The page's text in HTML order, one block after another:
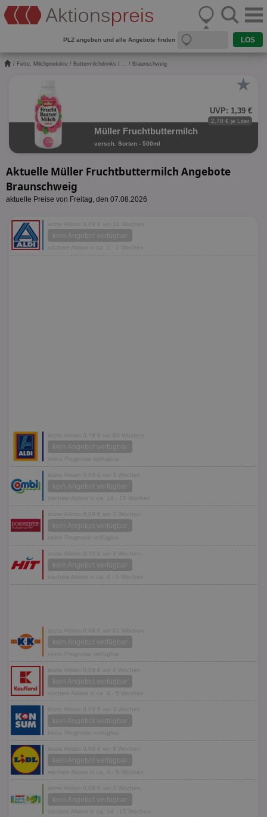
PLZ angeben und alle Angebote finden
/ Fette, Milchprodukte / Buttermilchdrinks / ... / Braunschweig
★
UVP: 1,39 €
2,78 € je Liter
Müller Fruchtbuttermilch
versch. Sorten - 500ml
Aktuelle Müller Fruchtbuttermilch Angebote
Braunschweig
aktuelle Preise von Freitag, den 07.08.2026
letzte Aktion 0,89 € vor 18 Wochen
kein Angebot verfügbar
nächste Aktion in ca. 1 - 2 Wochen
letzte Aktion 0,79 € vor 60 Wochen
kein Angebot verfügbar
keine Prognose verfügbar
letzte Aktion 0,89 € vor 3 Wochen
kein Angebot verfügbar
nächste Aktion in ca. 14 - 15 Wochen
letzte Aktion 0,89 € vor 3 Wochen
kein Angebot verfügbar
keine Prognose verfügbar
letzte Aktion 0,79 € vor 3 Wochen
kein Angebot verfügbar
nächste Aktion in ca. 4 - 5 Wochen
letzte Aktion 0,99 € vor 63 Wochen
kein Angebot verfügbar
keine Prognose verfügbar
letzte Aktion 0,89 € vor 4 Wochen
kein Angebot verfügbar
nächste Aktion in ca. 4 - 5 Wochen
letzte Aktion 0,89 € vor 3 Wochen
kein Angebot verfügbar
keine Prognose verfügbar
letzte Aktion 0,89 € vor 9 Wochen
kein Angebot verfügbar
nächste Aktion in ca. 4 - 5 Wochen
letzte Aktion 0,89 € vor 3 Wochen
kein Angebot verfügbar
nächste Aktion in ca. 14 - 15 Wochen